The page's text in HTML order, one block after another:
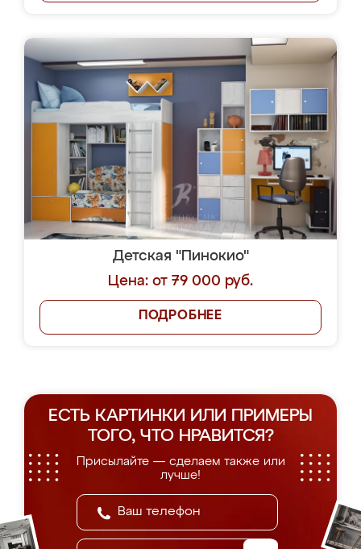
Детская "Пинокио"
Цена: от 79 000 руб.
ПОДРОБНЕЕ
ЕСТЬ КАРТИНКИ ИЛИ ПРИМЕРЫ
ТОГО, ЧТО НРАВИТСЯ?
Присылайте — сделаем также или
лучше!